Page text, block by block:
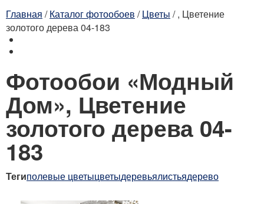
Главная /Каталог фотообоев /Цветы /, Цветение
золотого дерева 04-183
Фотообои «Модный
Дом», Цветение
золотого дерева 04-
183
Тегиполевые цветыцветыдеревьялистьядерево